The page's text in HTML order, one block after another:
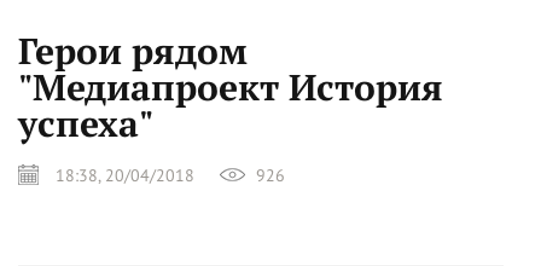
Герои рядом
"Медиапроект История
успеха"
18:38, 20/04/2018 926